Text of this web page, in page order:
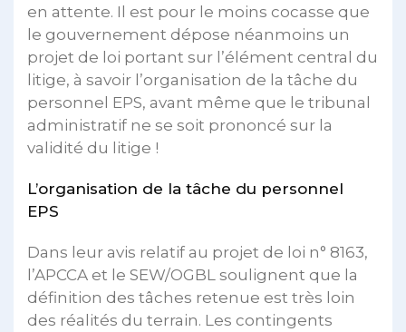
en attente. Il est pour le moins cocasse que
le gouvernement dépose néanmoins un
projet de loi portant sur l’élément central du
litige, à savoir l’organisation de la tâche du
personnel EPS, avant même que le tribunal
administratif ne se soit prononcé sur la
validité du litige !
L’organisation de la tâche du personnel
EPS
Dans leur avis relatif au projet de loi n° 8163,
l’APCCA et le SEW/OGBL soulignent que la
définition des tâches retenue est très loin
des réalités du terrain. Les contingents